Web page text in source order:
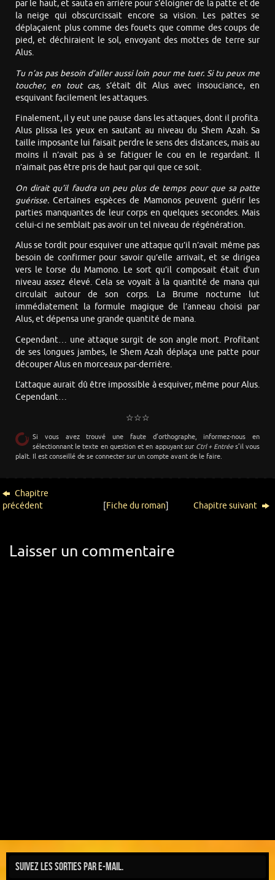
par le haut, et sauta en arrière pour s’éloigner de la patte et de
la neige qui obscurcissait encore sa vision. Les pattes se
déplaçaient plus comme des fouets que comme des coups de
pied, et déchiraient le sol, envoyant des mottes de terre sur
Alus.
Tu n’as pas besoin d’aller aussi loin pour me tuer. Si tu peux me
toucher, en tout cas, s’était dit Alus avec insouciance, en
esquivant facilement les attaques.
Finalement, il y eut une pause dans les attaques, dont il profita.
Alus plissa les yeux en sautant au niveau du Shem Azah. Sa
taille imposante lui faisait perdre le sens des distances, mais au
moins il n’avait pas à se fatiguer le cou en le regardant. Il
n’aimait pas être pris de haut par qui que ce soit.
On dirait qu’il faudra un peu plus de temps pour que sa patte
guérisse. Certaines espèces de Mamonos peuvent guérir les
parties manquantes de leur corps en quelques secondes. Mais
celui-ci ne semblait pas avoir un tel niveau de régénération.
Alus se tordit pour esquiver une attaque qu’il n’avait même pas
besoin de confirmer pour savoir qu’elle arrivait, et se dirigea
vers le torse du Mamono. Le sort qu’il composait était d’un
niveau assez élevé. Cela se voyait à la quantité de mana qui
circulait autour de son corps. La Brume nocturne lut
immédiatement la formule magique de l’anneau choisi par
Alus, et dépensa une grande quantité de mana.
Cependant… une attaque surgit de son angle mort. Profitant
de ses longues jambes, le Shem Azah déplaça une patte pour
découper Alus en morceaux par-derrière.
L’attaque aurait dû être impossible à esquiver, même pour Alus.
Cependant…
☆☆☆
Si vous avez trouvé une faute d’orthographe, informez-nous en
sélectionnant le texte en question et en appuyant sur Ctrl + Entrées’il vous
plaît. Il est conseillé de se connecter sur un compte avant de le faire.
Chapitre
précédent
[Fiche du roman] Chapitre suivant
Laisser un commentaire
Suivez les sorties par e-mail.